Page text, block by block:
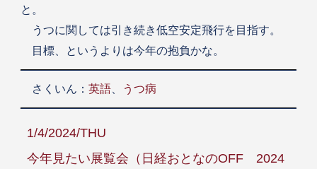
と。
うつに関しては引き続き低空安定飛行を目指す。
目標、というよりは今年の抱負かな。
さくいん： 英語、 うつ病
1/4/2024/THU
今年見たい展覧会（日経おとなのOFF 2024